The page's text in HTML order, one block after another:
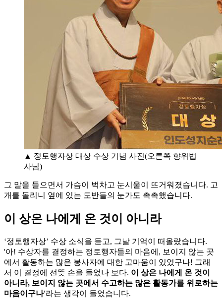
▲ 정토행자상 대상 수상 기념 사진(오른쪽 향위법
사님)
그 말을 들으면서 가슴이 벅차고 눈시울이 뜨거워졌습니다. 고
개를 돌리니 옆에 있는 도반들의 눈가도 촉촉했습니다.
이 상은 나에게 온 것이 아니라
‘정토행자상’ 수상 소식을 듣고, 그날 기억이 떠올랐습니다.
'아! 수상자를 결정하는 정토행자들의 마음에, 보이지 않는 곳
에서 활동하는 많은 봉사자에 대한 고마움이 있었구나! 그래
서 이 결정에 선뜻 손을 들었나 보다. 이 상은 나에게 온 것이
아니라, 보이지 않는 곳에서 수고하는 많은 활동가를 위로하는
마음이구나'라는 생각이 들었습니다.